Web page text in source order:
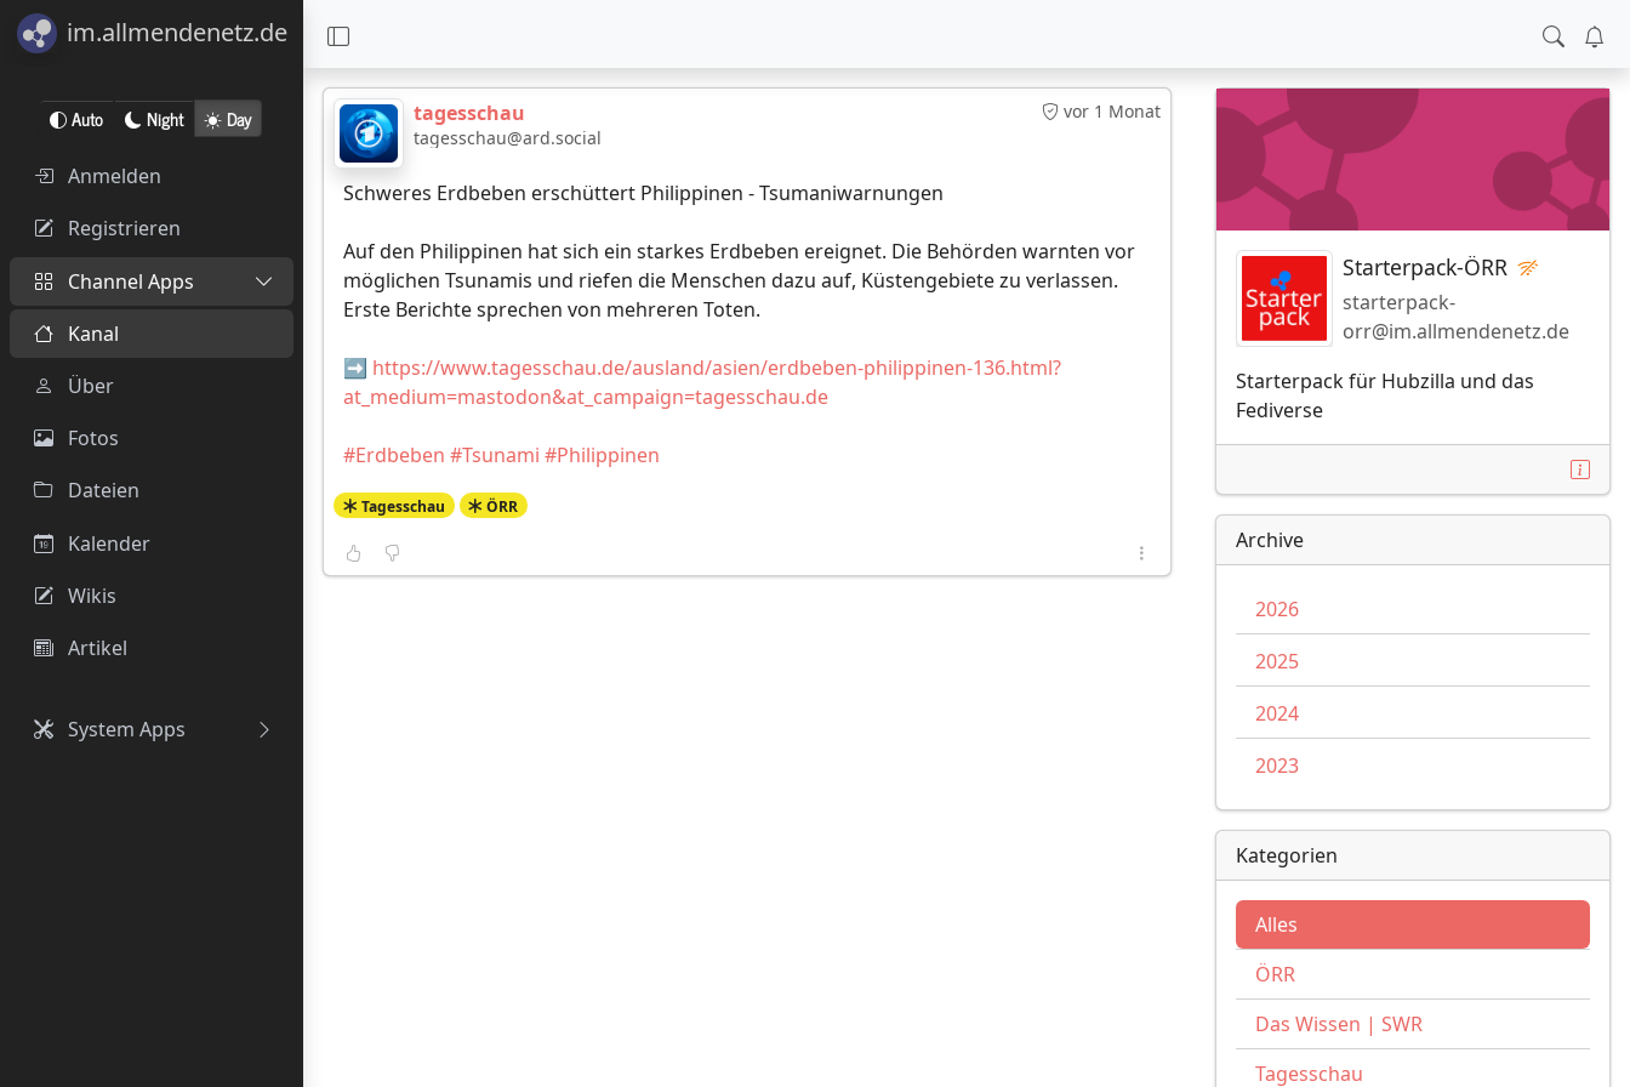
im.allmendenetz.de
Auto Night Day
Anmelden
Registrieren
Channel Apps
Kanal
Über
Fotos
Dateien
Kalender
Wikis
Artikel
System Apps
vor 1 Monat
tagesschau
tagesschau@ard.social
Schweres Erdbeben erschüttert Philippinen - Tsumaniwarnungen
Auf den Philippinen hat sich ein starkes Erdbeben ereignet. Die Behörden warnten vor
möglichen Tsunamis und riefen die Menschen dazu auf, Küstengebiete zu verlassen.
Erste Berichte sprechen von mehreren Toten.
➡️ https://www.tagesschau.de/ausland/asien/erdbeben-philippinen-136.html?
at_medium=mastodon&at_campaign=tagesschau.de
#Erdbeben #Tsunami #Philippinen
Tagesschau ÖRR
Starterpack-ÖRR
starterpack-
orr@im.allmendenetz.de
Starterpack für Hubzilla und das
Fediverse
Archive
2026
2025
2024
2023
Kategorien
Alles
ÖRR
Das Wissen | SWR
Tagesschau